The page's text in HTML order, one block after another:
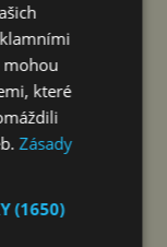
odměny
projektu.
institucí
rozměr.
studenty
mohou
které
Zásady
(1650)